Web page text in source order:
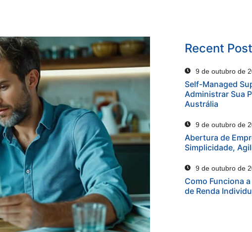
Recent Post
9 de outubro de
Self-Managed
Administrar Sua
Austrália
9 de outubro de
Abertura de
Simplicidade,
9 de outubro de
Como Funciona
de Renda